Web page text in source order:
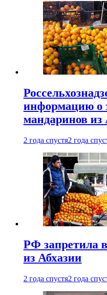
информацию о
мандаринов из
2 года спустя2 года
РФ запретила
из Абхазии
2 года спустя2 года